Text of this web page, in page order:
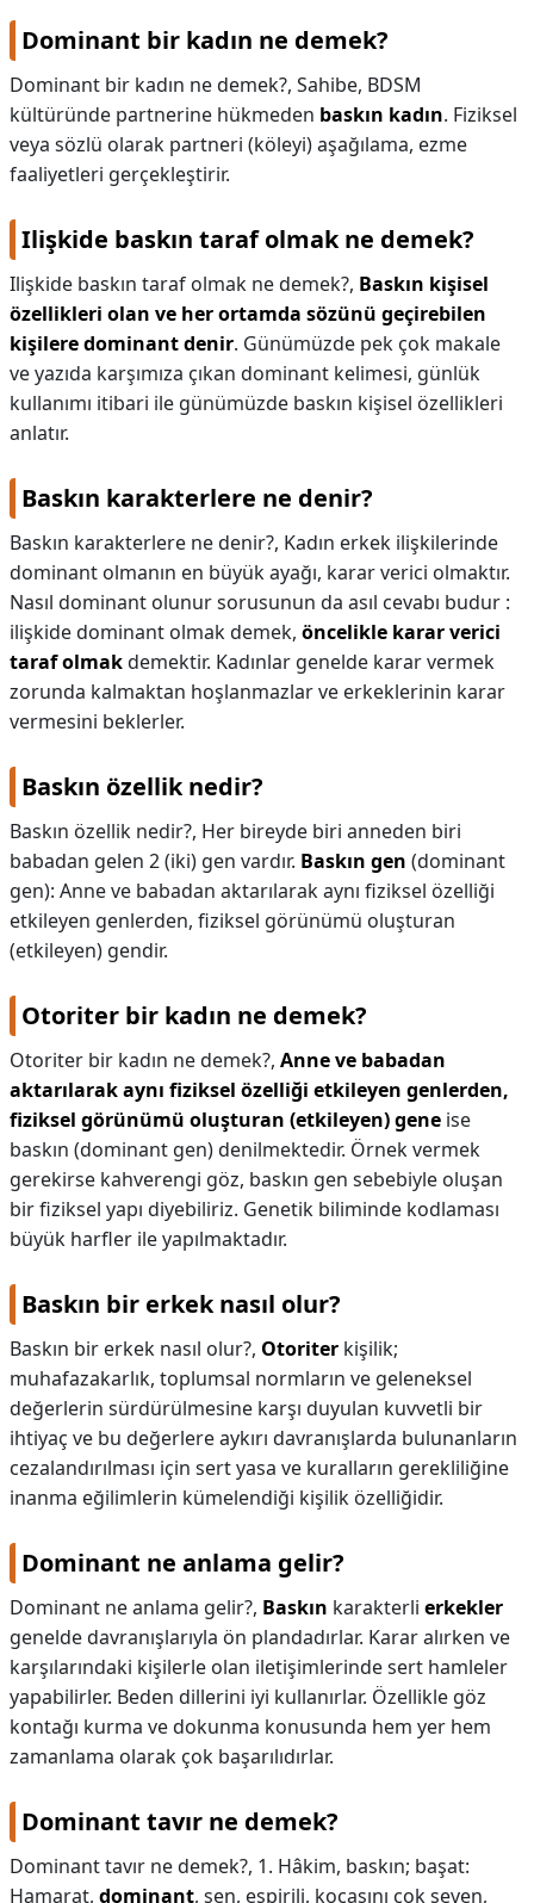
Dominant bir kadın ne demek?
Dominant bir kadın ne demek?, Sahibe, BDSM
kültüründe partnerine hükmeden baskın kadın. Fiziksel
veya sözlü olarak partneri (köleyi) aşağılama, ezme
faaliyetleri gerçekleştirir.
Ilişkide baskın taraf olmak ne demek?
Ilişkide baskın taraf olmak ne demek?, Baskın kişisel
özellikleri olan ve her ortamda sözünü geçirebilen
kişilere dominant denir. Günümüzde pek çok makale
ve yazıda karşımıza çıkan dominant kelimesi, günlük
kullanımı itibari ile günümüzde baskın kişisel özellikleri
anlatır.
Baskın karakterlere ne denir?
Baskın karakterlere ne denir?, Kadın erkek ilişkilerinde
dominant olmanın en büyük ayağı, karar verici olmaktır.
Nasıl dominant olunur sorusunun da asıl cevabı budur :
ilişkide dominant olmak demek, öncelikle karar verici
taraf olmakdemektir. Kadınlar genelde karar vermek
zorunda kalmaktan hoşlanmazlar ve erkeklerinin karar
vermesini beklerler.
Baskın özellik nedir?
Baskın özellik nedir?, Her bireyde biri anneden biri
babadan gelen 2 (iki) gen vardır. Baskın gen (dominant
gen): Anne ve babadan aktarılarak aynı fiziksel özelliği
etkileyen genlerden, fiziksel görünümü oluşturan
(etkileyen) gendir.
Otoriter bir kadın ne demek?
Otoriter bir kadın ne demek?, Anne ve babadan
aktarılarak aynı fiziksel özelliği etkileyen genlerden,
fiziksel görünümü oluşturan (etkileyen) gene ise
baskın (dominant gen) denilmektedir. Örnek vermek
gerekirse kahverengi göz, baskın gen sebebiyle oluşan
bir fiziksel yapı diyebiliriz. Genetik biliminde kodlaması
büyük harfler ile yapılmaktadır.
Baskın bir erkek nasıl olur?
Baskın bir erkek nasıl olur?, Otoriter kişilik;
muhafazakarlık, toplumsal normların ve geleneksel
değerlerin sürdürülmesine karşı duyulan kuvvetli bir
ihtiyaç ve bu değerlere aykırı davranışlarda bulunanların
cezalandırılması için sert yasa ve kuralların gerekliliğine
inanma eğilimlerin kümelendiği kişilik özelliğidir.
Dominant ne anlama gelir?
Dominant ne anlama gelir?, Baskın karakterli erkekler
genelde davranışlarıyla ön plandadırlar. Karar alırken ve
karşılarındaki kişilerle olan iletişimlerinde sert hamleler
yapabilirler. Beden dillerini iyi kullanırlar. Özellikle göz
kontağı kurma ve dokunma konusunda hem yer hem
zamanlama olarak çok başarılıdırlar.
Dominant tavır ne demek?
Dominant tavır ne demek?, 1. Hâkim, baskın; başat:
Hamarat, dominant, şen, espirili, kocasını çok seven,